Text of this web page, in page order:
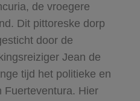
de vroegere
Dit pittoreske dorp
door de
Jean de
tijd het politieke en
Fuerteventura. Hier